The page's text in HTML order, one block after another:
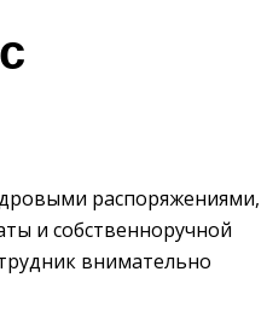
распоряжениями,
и собственноручной
внимательно